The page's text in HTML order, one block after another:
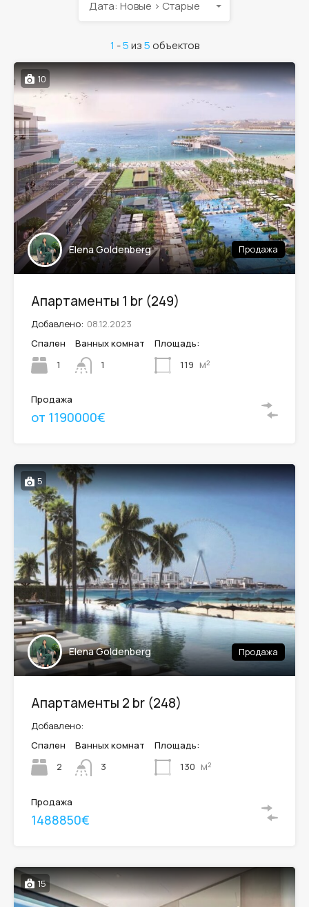
Leaflet| ©OpenStreetMapcontributors
1 -5из5 объектов
Дата: Новые > Старые
10
Elena Goldenberg Продажа
Апартаменты 1 br (249)
Добавлено: 08.12.2023
Спален
1
Ванных комнат
1
Площадь:
119 м²
Продажа
от 1190000€
5
Elena Goldenberg Продажа
Апартаменты 2 br (248)
Добавлено:
Спален
2
Ванных комнат
3
Площадь:
130 м²
Продажа
1488850€
15